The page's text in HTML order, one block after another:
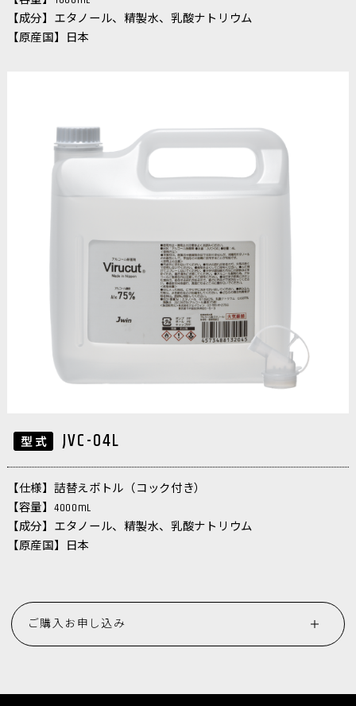
【成分】エタノール、精製水、乳酸ナトリウム
【原産国】日本
JVC-04L
【仕様】詰替えボトル（コック付き）
【容量】4000mL
【成分】エタノール、精製水、乳酸ナトリウム
【原産国】日本
ご購入お申し込み